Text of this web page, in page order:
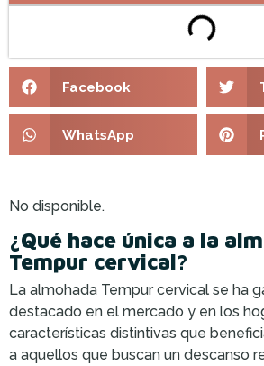
Facebook
WhatsApp
No disponible.
¿Qué hace única a la
Tempur cervical?
La almohada Tempur cervical se ha
destacado en el mercado y en los
características distintivas que
a aquellos que buscan un descanso